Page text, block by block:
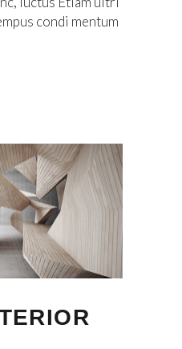
condi mentum